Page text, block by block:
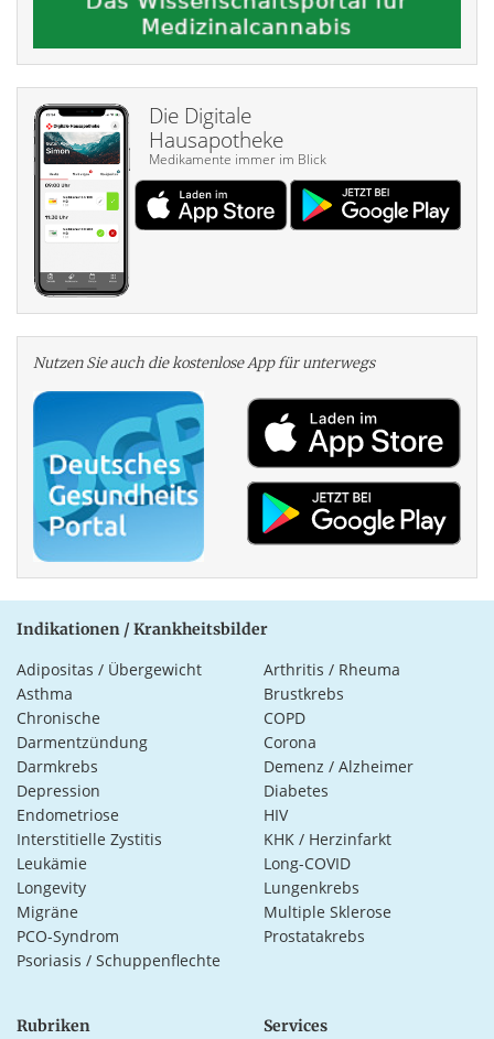
Die Digitale
Hausapotheke
Medikamente immer im Blick
Nutzen Sie auch die kosten­lose App für unterwegs
Indikationen / Krankheitsbilder
Adipositas / Übergewicht
Arthritis / Rheuma
Asthma
Brustkrebs
Chronische
Darmentzündung
COPD
Corona
Darmkrebs
Demenz / Alzheimer
Depression
Diabetes
Endometriose
HIV
Interstitielle Zystitis
KHK / Herzinfarkt
Leukämie
Long-COVID
Longevity
Lungenkrebs
Migräne
Multiple Sklerose
PCO-Syndrom
Prostatakrebs
Psoriasis / Schuppenflechte
Rubriken Services